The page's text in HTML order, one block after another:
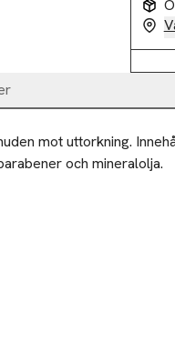
mot uttorkning.
och mineralolja.